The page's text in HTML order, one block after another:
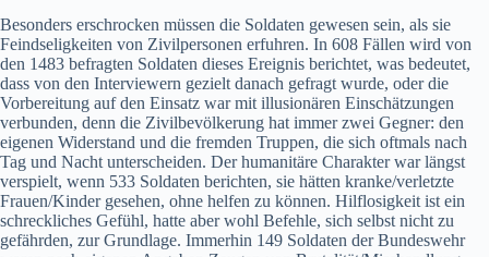
Besonders erschrocken müssen die Soldaten gewesen sein, als sie
Feindseligkeiten von Zivilpersonen erfuhren. In 608 Fällen wird von
den 1483 befragten Soldaten dieses Ereignis berichtet, was bedeutet,
dass von den Interviewern gezielt danach gefragt wurde, oder die
Vorbereitung auf den Einsatz war mit illusionären Einschätzungen
verbunden, denn die Zivilbevölkerung hat immer zwei Gegner: den
eigenen Widerstand und die fremden Truppen, die sich oftmals nach
Tag und Nacht unterscheiden. Der humanitäre Charakter war längst
verspielt, wenn 533 Soldaten berichten, sie hätten kranke/verletzte
Frauen/Kinder gesehen, ohne helfen zu können. Hilflosigkeit ist ein
schreckliches Gefühl, hatte aber wohl Befehle, sich selbst nicht zu
gefährden, zur Grundlage. Immerhin 149 Soldaten der Bundeswehr